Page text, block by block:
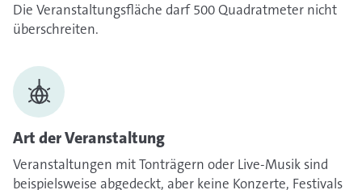
Die Veranstaltungsfläche darf 500 Quadratmeter nicht
überschreiten.
Art der Veranstaltung
Veranstaltungen mit Tonträgern oder Live-Musik sind
beispielsweise abgedeckt, aber keine Konzerte, Festivals